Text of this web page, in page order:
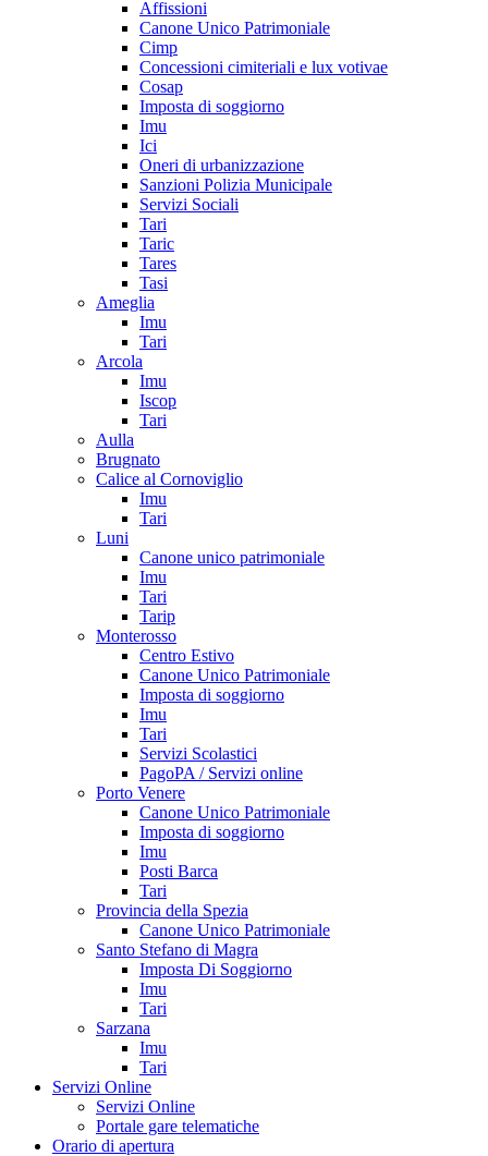
Affissioni
Canone Unico Patrimoniale
Cimp
Concessioni cimiteriali e lux votivae
Cosap
Imposta di soggiorno
Imu
Ici
Oneri di urbanizzazione
Sanzioni Polizia Municipale
Servizi Sociali
Tari
Taric
Tares
Tasi
Ameglia
Imu
Tari
Arcola
Imu
Iscop
Tari
Aulla
Brugnato
Calice al Cornoviglio
Imu
Tari
Luni
Canone unico patrimoniale
Imu
Tari
Tarip
Monterosso
Centro Estivo
Canone Unico Patrimoniale
Imposta di soggiorno
Imu
Tari
Servizi Scolastici
PagoPA / Servizi online
Porto Venere
Canone Unico Patrimoniale
Imposta di soggiorno
Imu
Posti Barca
Tari
Provincia della Spezia
Canone Unico Patrimoniale
Santo Stefano di Magra
Imposta Di Soggiorno
Imu
Tari
Sarzana
Imu
Tari
Servizi Online
Servizi Online
Portale gare telematiche
Orario di apertura